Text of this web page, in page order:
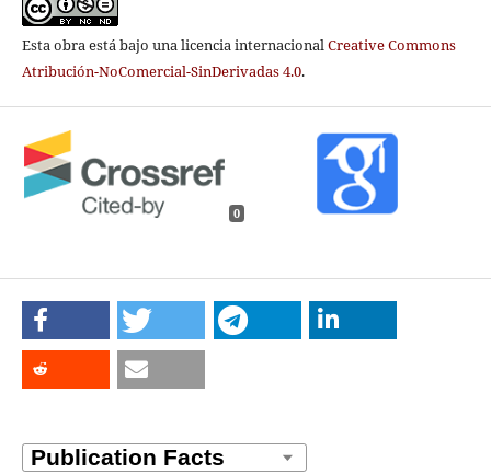
Esta obra está bajo una licencia internacionalCreative Commons
Atribución-NoComercial-SinDerivadas 4.0.
0